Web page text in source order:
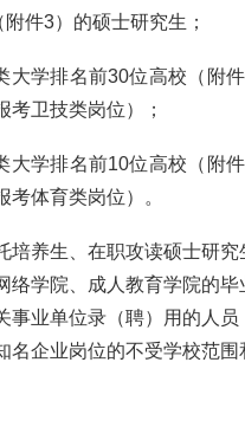
件3）的硕士研究生；
大学排名前30位高校（附
考卫技类岗位）；
大学排名前10位高校（附
考体育类岗位）。
培养生、在职攻读硕士研究
络学院、成人教育学院的毕
事业单位录（聘）用的人员
名企业岗位的不受学校范围